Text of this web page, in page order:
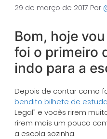
29 de março de 2017 Por
Bom, hoje
foi o primeiro
indo para a
Depois de contar como
bendito bilhete de
Legal” e vocês rirem
rirem mais um pouco
a escola sozinha.